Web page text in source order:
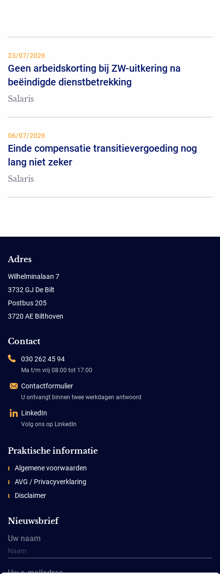
23/07/2026
Geen arbeidskorting bij ZW-uitkering na
beëindigde dienstbetrekking
Salaris
06/07/2026
Einde compensatie transitievergoeding nog
lang niet zeker
Salaris
Adres
Wilhelminalaan 7
3732 GJ De Bilt
Postbus 205
3720 AE Bilthoven
Contact
030 262 45 94
Ma t/m vrij 08:00 tot 17:00
Contactformulier
U ontvangt binnen twee werkdagen antwoord
LinkedIn
Volg ons op LinkedIn
Praktische informatie
Algemene voorwaarden
AVG / Privacyverklaring
Disclaimer
Nieuwsbrief
Uw naam